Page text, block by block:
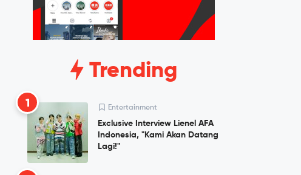
Trending
1 Entertainment
Exclusive Interview Lienel AFA
Indonesia, "Kami Akan Datang
Lagi!"